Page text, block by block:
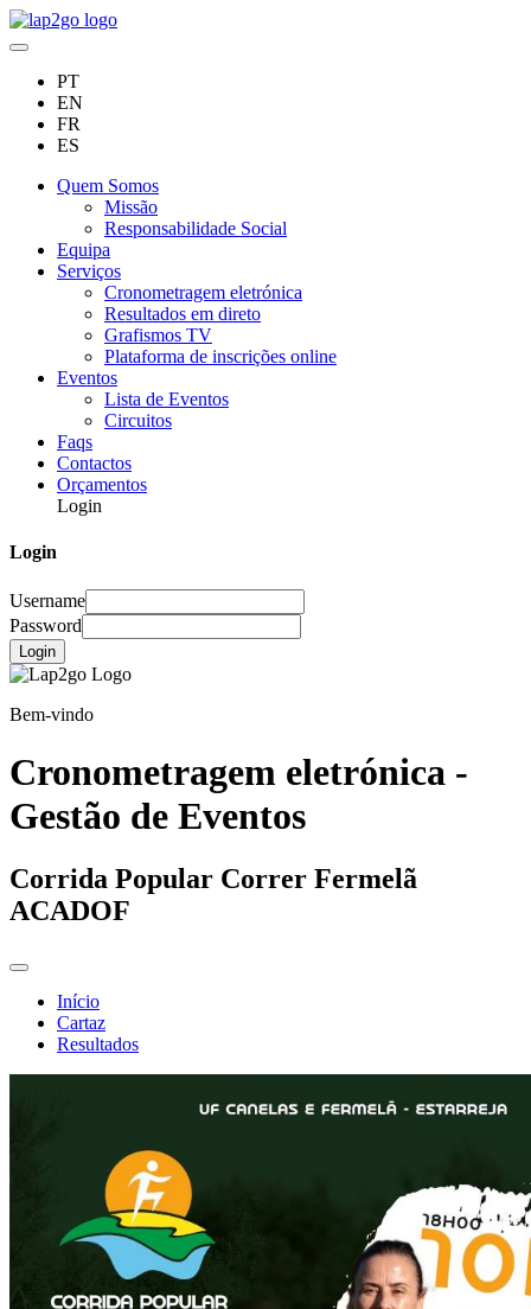
PT
EN
FR
ES
Quem Somos
Missão
Responsabilidade Social
Equipa
Serviços
Cronometragem eletrónica
Resultados em direto
Grafismos TV
Plataforma de inscrições online
Eventos
Lista de Eventos
Circuitos
Faqs
Contactos
Orçamentos
Login
Login
Username
Password
Login
Bem-vindo
Cronometragem eletrónica -
Gestão de Eventos
Corrida Popular Correr Fermelã
ACADOF
Início
Cartaz
Resultados